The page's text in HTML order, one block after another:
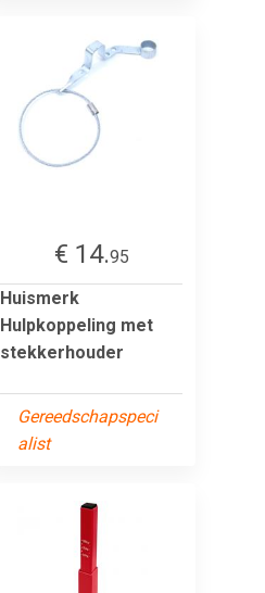
€ 14.95
Huismerk
Hulpkoppeling met
stekkerhouder
Gereedschapspeci
alist